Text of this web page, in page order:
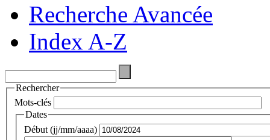
Recherche Avancée
Index A-Z
Rechercher
Mots-clés
Dates
Début (jj/mm/aaaa)